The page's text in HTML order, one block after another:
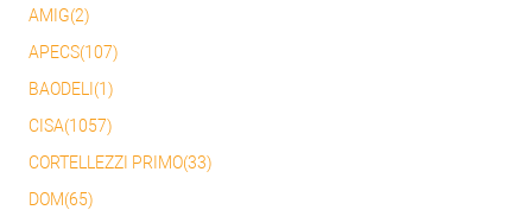
AMIG(2)
APECS(107)
BAODELI(1)
CISA(1057)
CORTELLEZZI PRIMO(33)
DOM(65)